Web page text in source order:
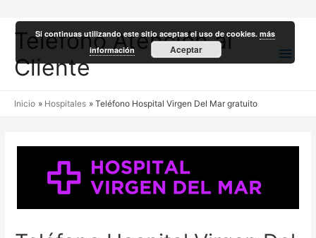
Teléfono Atención al
Cliente
Inicio Hospitales Teléfono Hospital Virgen Del Mar gratuito
Si continuas utilizando este sitio aceptas el uso de cookies.más
información
Aceptar